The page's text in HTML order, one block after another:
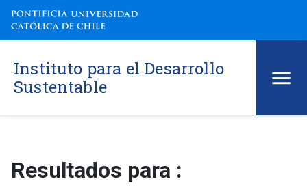
Instituto para el Desarrollo
Sustentable
Resultados para :